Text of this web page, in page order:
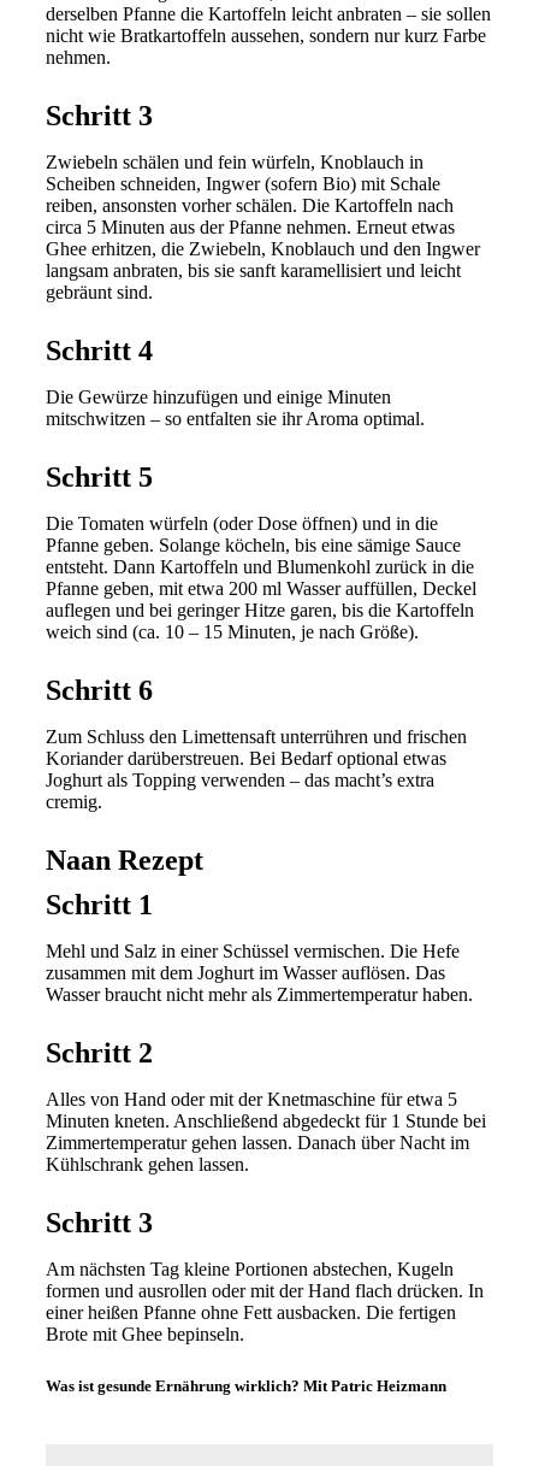
derselben Pfanne die Kartoffeln leicht anbraten – sie sollen
nicht wie Bratkartoffeln aussehen, sondern nur kurz Farbe
nehmen.
Schritt 3
Zwiebeln schälen und fein würfeln, Knoblauch in
Scheiben schneiden, Ingwer (sofern Bio) mit Schale
reiben, ansonsten vorher schälen. Die Kartoffeln nach
circa 5 Minuten aus der Pfanne nehmen. Erneut etwas
Ghee erhitzen, die Zwiebeln, Knoblauch und den Ingwer
langsam anbraten, bis sie sanft karamellisiert und leicht
gebräunt sind.
Schritt 4
Die Gewürze hinzufügen und einige Minuten
mitschwitzen – so entfalten sie ihr Aroma optimal.
Schritt 5
Die Tomaten würfeln (oder Dose öffnen) und in die
Pfanne geben. Solange köcheln, bis eine sämige Sauce
entsteht. Dann Kartoffeln und Blumenkohl zurück in die
Pfanne geben, mit etwa 200 ml Wasser auffüllen, Deckel
auflegen und bei geringer Hitze garen, bis die Kartoffeln
weich sind (ca. 10 – 15 Minuten, je nach Größe).
Schritt 6
Zum Schluss den Limettensaft unterrühren und frischen
Koriander darüberstreuen. Bei Bedarf optional etwas
Joghurt als Topping verwenden – das macht’s extra
cremig.
Naan Rezept
Schritt 1
Mehl und Salz in einer Schüssel vermischen. Die Hefe
zusammen mit dem Joghurt im Wasser auflösen. Das
Wasser braucht nicht mehr als Zimmertemperatur haben.
Schritt 2
Alles von Hand oder mit der Knetmaschine für etwa 5
Minuten kneten. Anschließend abgedeckt für 1 Stunde bei
Zimmertemperatur gehen lassen. Danach über Nacht im
Kühlschrank gehen lassen.
Schritt 3
Am nächsten Tag kleine Portionen abstechen, Kugeln
formen und ausrollen oder mit der Hand flach drücken. In
einer heißen Pfanne ohne Fett ausbacken. Die fertigen
Brote mit Ghee bepinseln.
Was ist gesunde Ernährung wirklich? Mit Patric Heizmann